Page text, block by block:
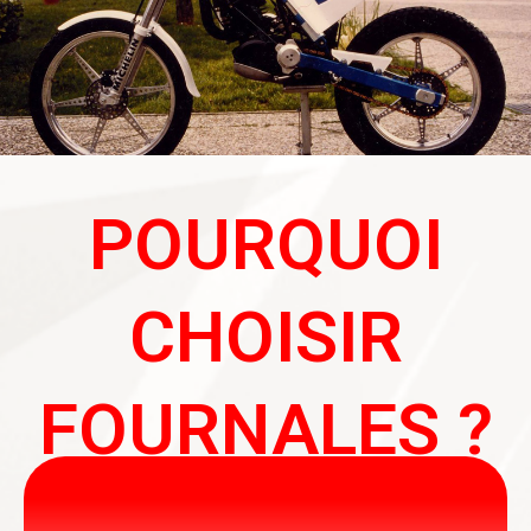
POURQUOI
CHOISIR
FOURNALES ?